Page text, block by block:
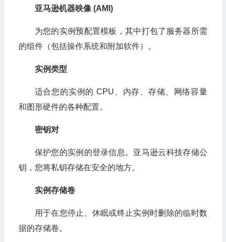
亚马逊机器映像 (AMI)
为您的实例预配置模板，其中打包了服务器所需
的组件（包括操作系统和附加软件）。
实例类型
适合您的实例的 CPU、内存、存储、网络容量
和图形硬件的各种配置。
密钥对
保护您的实例的登录信息。亚马逊云科技存储公
钥，您将私钥存储在安全的地方。
实例存储卷
用于在您停止、休眠或终止实例时删除的临时数
据的存储卷。